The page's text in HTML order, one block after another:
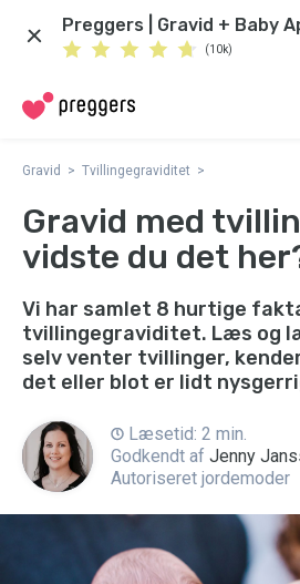
Preggers | Gravid + Baby
(10k)
Gravid Tvillingegraviditet
Gravid med
vidste du det
Vi har samlet 8 hurtige
tvillingegraviditet. Læs og
selv venter tvillinger,
det eller blot er lidt
Læsetid: 2 min.
Godkendt af Jenny
Autoriseret jordemoder